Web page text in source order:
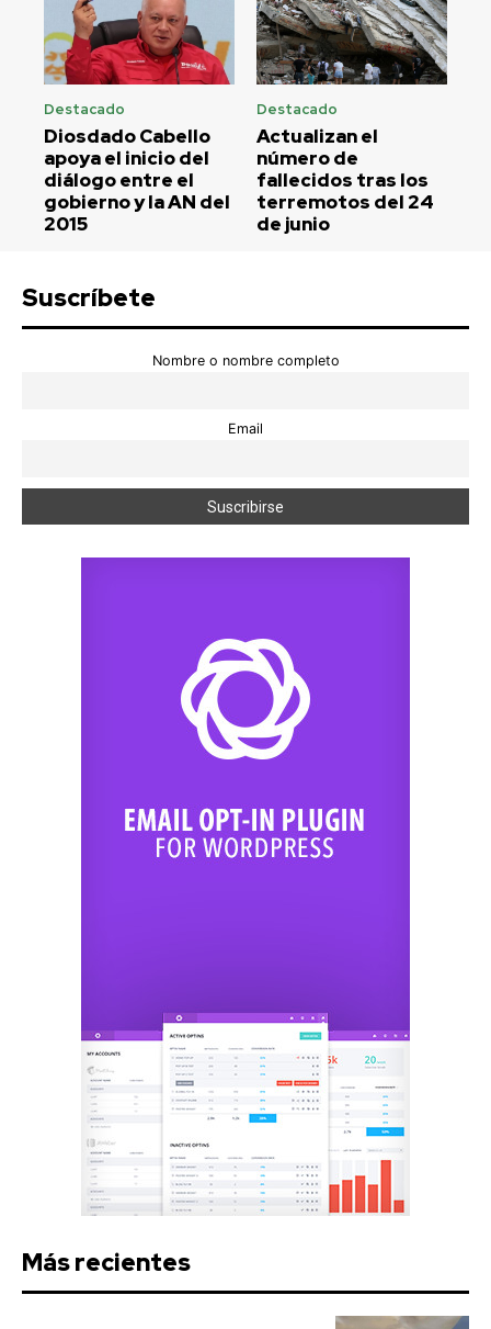
Destacado
Diosdado Cabello
apoya el inicio del
diálogo entre el
gobierno y la AN del
2015
Destacado
Actualizan el
número de
fallecidos tras los
terremotos del 24
de junio
Suscríbete
Nombre o nombre completo
Email
Más recientes